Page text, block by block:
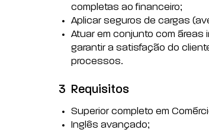
completas ao financeiro;
Aplicar seguros de cargas
Atuar em conjunto com
garantir a satisfação do
processos.
3 Requisitos
Superior completo em
Inglês avançado;